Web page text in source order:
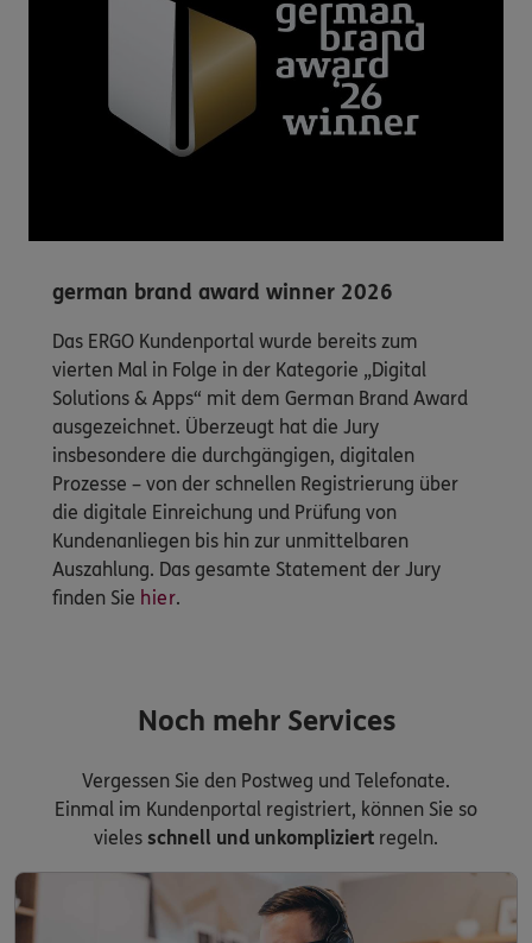
german brand award winner 2026
Das ERGO Kundenportal wurde bereits zum
vierten Mal in Folge in der Kategorie „Digital
Solutions & Apps“ mit dem German Brand Award
ausgezeichnet. Überzeugt hat die Jury
insbesondere die durchgängigen, digitalen
Prozesse – von der schnellen Registrierung über
die digitale Einreichung und Prüfung von
Kundenanliegen bis hin zur unmittelbaren
Auszahlung. Das gesamte Statement der Jury
finden Sie hier.
Noch mehr Services
Vergessen Sie den Postweg und Telefonate.
Einmal im Kundenportal registriert, können Sie so
vieles schnell und unkompliziert regeln.